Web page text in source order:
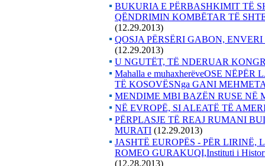
BUKURIA E PËRBASHKIMIT TË
QËNDRIMIN KOMBËTAR TË
(12.29.2013)
QOSJA PËRSËRI GABON,
(12.29.2013)
U NGUTËT, TË NDERUAR
Mahalla e muhaxherëveOSE
TË KOSOVËSNga GANI
MENDIME MBI BAZËN RUSE NË
NË EVROPË, SI ALEATË TË
PËRPLASJE TË REAJ RUMANI
MURATI (12.29.2013)
JASHTË EUROPËS - PËR
ROMEO GURAKUQI,Instituti i
(12.28.2013)